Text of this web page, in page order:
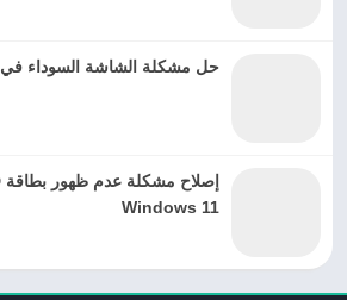
حل مشكلة الشاشة السوداء في Skyrim
Windows 11